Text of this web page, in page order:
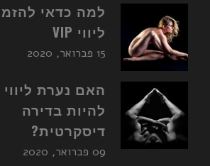
למה כדאי
ליווי VIP
15 פברואר, 2020
האם נערת ליווי
להיות בדירה
דיסקרטית?
09 פברואר, 2020